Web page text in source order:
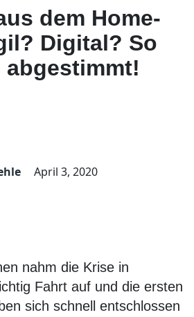
dem Home-
Digital? So
abgestimmt!
April 3, 2020
nahm die Krise in
Fahrt auf und die ersten
sich schnell entschlossen